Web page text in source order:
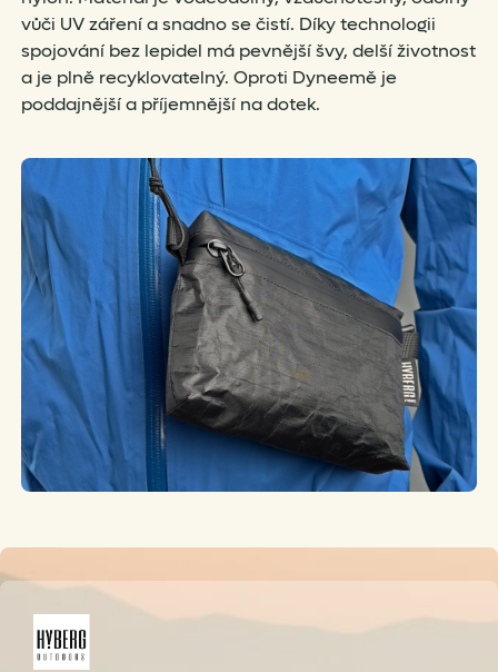
vůči UV záření a snadno se čistí. Díky technologii
spojování bez lepidel má pevnější švy, delší životnost
a je plně recyklovatelný. Oproti Dyneemě je
poddajnější a příjemnější na dotek.